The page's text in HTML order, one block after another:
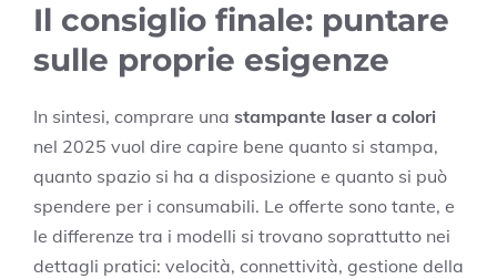
Il consiglio finale: puntare
sulle proprie esigenze
In sintesi, comprare una stampante laser a colori
nel 2025 vuol dire capire bene quanto si stampa,
quanto spazio si ha a disposizione e quanto si può
spendere per i consumabili. Le offerte sono tante, e
le differenze tra i modelli si trovano soprattutto nei
dettagli pratici: velocità, connettività, gestione della